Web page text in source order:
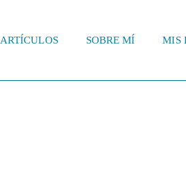
ARTÍCULOS SOBRE MÍ MIS